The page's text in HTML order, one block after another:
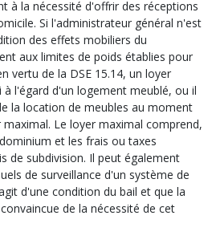
à la nécessité d'offrir des réceptions
Si l'administrateur général n'est
des effets mobiliers du
aux limites de poids établies pour
vertu de la DSE 15.14, un loyer
l'égard d'un logement meublé, ou il
la location de meubles au moment
Le loyer maximal comprend,
et les frais ou taxes
de subdivision. Il peut également
de surveillance d'un système de
d'une condition du bail et que la
de la nécessité de cet